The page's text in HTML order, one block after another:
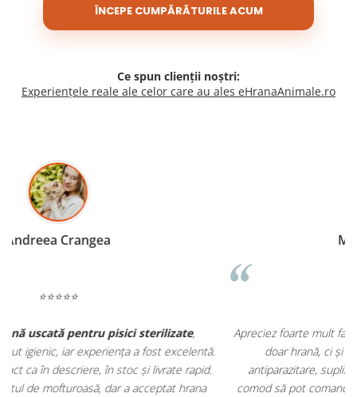
ÎNCEPE CUMPĂRĂTURILE ACUM
Ce spun clienții noștri:
Experiențele reale ale celor care au ales eHranaAnimale.ro
Apreciez foarte mult faptul că peehranaanimale.rogăsesc nu
doar hrană, ci și produse dinfarmacia veterinară:
antiparazitare, suplimente și soluții de îngrijire. Este foarte
comod să pot comanda tot ce am nevoie pentru animalul meu